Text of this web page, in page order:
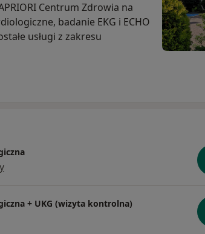
Centrum Zdrowia na
badanie EKG i ECHO
usługi z zakresu
+ UKG (wizyta kontrolna)